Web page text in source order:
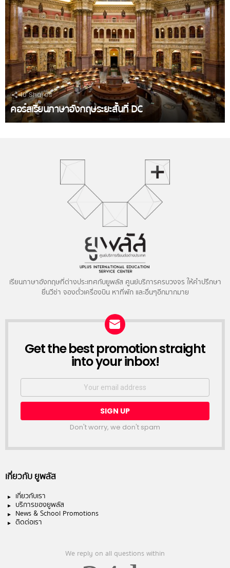
10 Shares
คอร์สเรียนภาษาอังกฤษระยะสั้นที่ DC
เรียนภาษาอังกฤษที่ต่างประเทศกับยูพลัส ศูนย์บริการครบวงจร ให้คำปรึกษา
ยื่นวีซ่า จองตั๋วเครื่องบิน หาที่พัก และอื่นๆอีกมากมาย
NEWSLETTER
Get the best promotion straight
into your inbox!
Email
Don't worry, we don't spam
เกี่ยวกับ ยูพลัส
เกี่ยวกับเรา
บริการของยูพลัส
News & School Promotions
ติดต่อเรา
We reply on all questions within